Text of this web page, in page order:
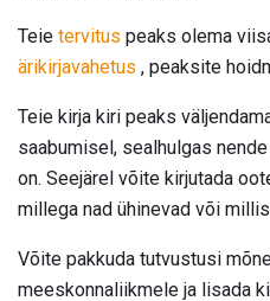
Teie tervitus peaks olema
ärikirjavahetus , peaksite
Teie kirja kiri peaks
saabumisel, sealhulgas
on. Seejärel võite kirjutada
millega nad ühinevad või
Võite pakkuda tutvustusi
meeskonnaliikmele ja lisada